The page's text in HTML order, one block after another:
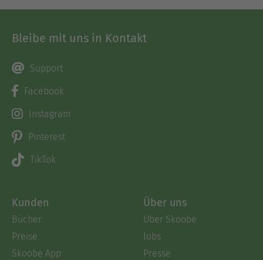
Bleibe mit uns in Kontakt
Support
Facebook
Instagram
Pinterest
TikTok
Kunden
Bücher
Preise
Skoobe App
Über uns
Über Skoobe
Jobs
Presse